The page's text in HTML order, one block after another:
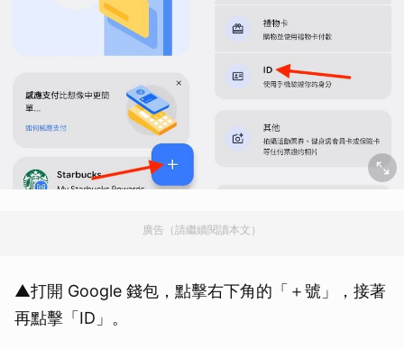
廣告（請繼續閱讀本文）
▲打開 Google 錢包，點擊右下角的「＋號」，接著
再點擊「ID」。